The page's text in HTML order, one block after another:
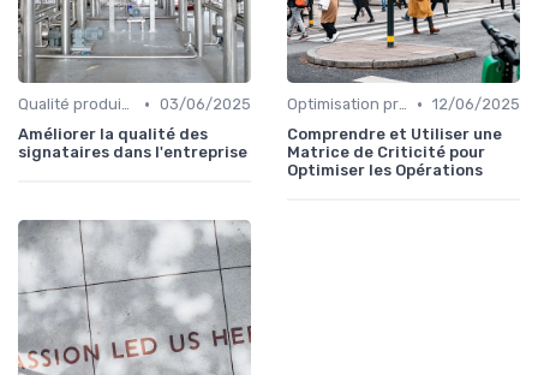
Qualité produit et service • 03/06/2025
Améliorer la qualité des
signataires dans l'entreprise
Optimisation processus • 12/06/2025
Comprendre et Utiliser une
Matrice de Criticité pour
Optimiser les Opérations